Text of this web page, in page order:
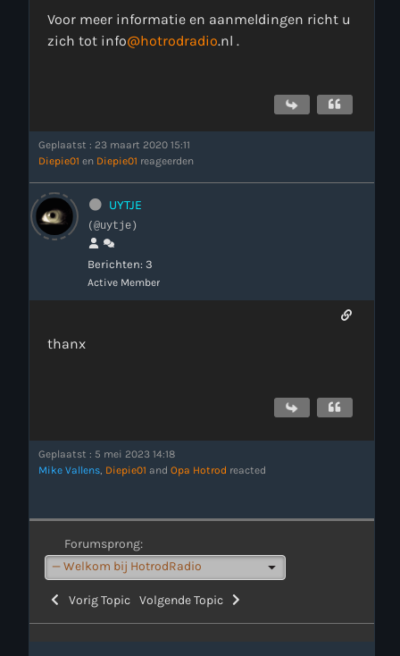
22:00 - 00:00 more_vert
Voor meer informatie en aanmeldingen richt u
zich tot info@hotrodradio.nl .
Geplaatst : 23 maart 2020 15:11
Diepie01 en Diepie01 reageerden
UYTJE
(@uytje)
Berichten: 3
Active Member
thanx
Geplaatst : 5 mei 2023 14:18
Mike Vallens, Diepie01 and Opa Hotrod reacted
Forumsprong:
Vorig Topic Volgende Topic